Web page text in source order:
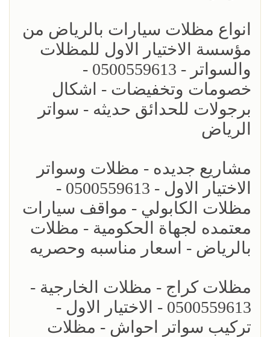
انواع مظلات سيارات بالرياض من
مؤسسة الاختيار الاول للمظلات
والسواتر - 0500559613 -
خصومات وتخفيضات - اشكال
برجولات للحدائق حديثه - سواتر
الرياض
مشاريع جديده - مظلات وسواتر
الاختيار الاول - 0500559613 -
مظلات الكابولي - مواقف سيارات
معتمده لجهاة الحكومية - مظلات
بالرياض - اسعار مناسبه وحصريه
مظلات كراج - مظلات الخارجية -
0500559613 - الاختيار الاول -
تركيب سواتر احواش - مظلات